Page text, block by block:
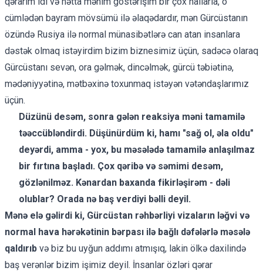
cümlədən bayram mövsümü ilə əlaqədardır, mən Gürcüstanın
özündə Rusiya ilə normal münasibətlərə can atan insanlara
dəstək olmaq istəyirdim bizim biznesimiz üçün, sadəcə olaraq
Gürcüstanı sevən, ora gəlmək, dincəlmək, gürcü təbiətinə,
mədəniyyətinə, mətbəxinə toxunmaq istəyən vətəndaşlarımız
üçün.
Düzünü desəm, sonra gələn reaksiya məni tamamilə
təəccübləndirdi. Düşünürdüm ki, hamı "sağ ol, əla oldu"
deyərdi, amma - yox, bu məsələdə tamamilə anlaşılmaz
bir fırtına başladı. Çox qəribə və səmimi desəm,
gözlənilməz. Kənardan baxanda fikirləşirəm - dəli
olublar? Orada nə baş verdiyi bəlli deyil.
Mənə elə gəlirdi ki, Gürcüstan rəhbərliyi vizaların ləğvi və
normal hava hərəkətinin bərpası ilə bağlı dəfələrlə məsələ
qaldırıb və biz bu uyğun addımı atmışıq, lakin ölkə daxilində
baş verənlər bizim işimiz deyil. İnsanlar özləri qərar